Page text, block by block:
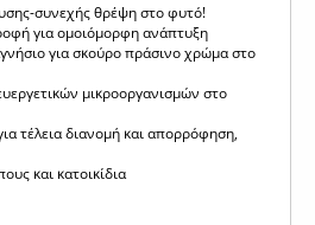
συνεχής θρέψη στο φυτό!
για ομοιόμορφη ανάπτυξη
για σκούρο πράσινο χρώμα στο
μικροοργανισμών στο
τέλεια διανομή και απορρόφηση,
και κατοικίδια